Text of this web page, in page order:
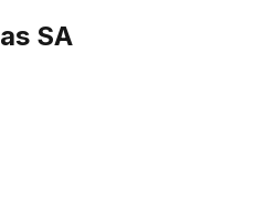
SA